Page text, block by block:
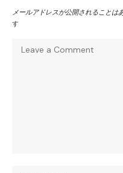
メールアドレスが公開されることは
す